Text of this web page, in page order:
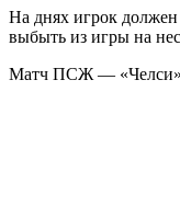
На днях игрок должен
выбыть из игры на
Матч ПСЖ — «Челси»